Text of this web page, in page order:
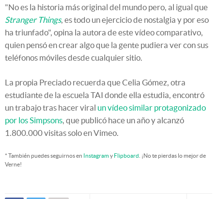
"No es la historia más original del mundo pero, al igual que
Stranger Things, es todo un ejercicio de nostalgia y por eso
ha triunfado", opina la autora de este vídeo comparativo,
quien pensó en crear algo que la gente pudiera ver con sus
teléfonos móviles desde cualquier sitio.
La propia Preciado recuerda que Celia Gómez, otra
estudiante de la escuela TAI donde ella estudia, encontró
un trabajo tras hacer viral un vídeo similar protagonizado
por los Simpsons , que publicó hace un año y alcanzó
1.800.000 visitas solo en Vimeo.
* También puedes seguirnos en Instagramy Flipboard . ¡No te pierdas lo mejor de
Verne!